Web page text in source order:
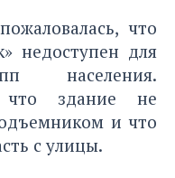
что
недоступен для
населения.
что здание не
и что
с улицы.